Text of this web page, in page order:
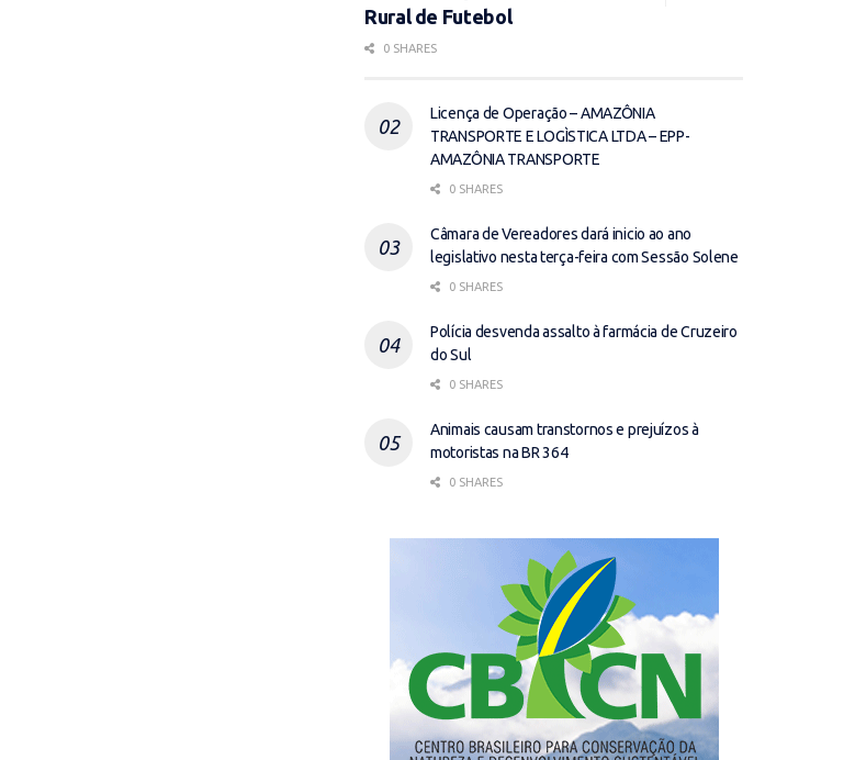
Rural de Futebol
0 SHARES
Licença de Operação – AMAZÔNIA
TRANSPORTE E LOGÌSTICA LTDA – EPP-
AMAZÔNIA TRANSPORTE
0 SHARES
Câmara de Vereadores dará inicio ao ano
legislativo nesta terça-feira com Sessão Solene
0 SHARES
Polícia desvenda assalto à farmácia de Cruzeiro
do Sul
0 SHARES
Animais causam transtornos e prejuízos à
motoristas na BR 364
0 SHARES